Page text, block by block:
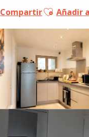
CompartirAjouterAñadir